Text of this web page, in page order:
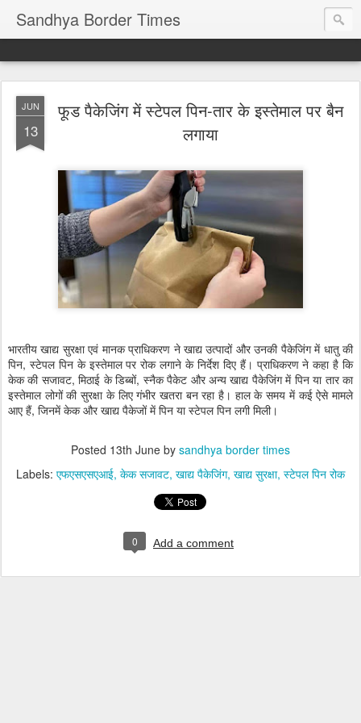
Sandhya Border Times
JUN
13
फूड पैकेजिंग में स्टेपल पिन-तार के इस्तेमाल पर बैन
लगाया
भारतीय खाद्य सुरक्षा एवं मानक प्राधिकरण ने खाद्य उत्पादों और उनकी पैकेजिंग में धातु की
पिन, स्टेपल पिन के इस्तेमाल पर रोक लगाने के निर्देश दिए हैं। प्राधिकरण ने कहा है कि
केक की सजावट, मिठाई के डिब्बों, स्नैक पैकेट और अन्य खाद्य पैकेजिंग में पिन या तार का
इस्तेमाल लोगों की सुरक्षा के लिए गंभीर खतरा बन रहा है। हाल के समय में कई ऐसे मामले
आए हैं, जिनमें केक और खाद्य पैकेजों में पिन या स्टेपल पिन लगी मिली।
Posted 13th June by sandhya border times
Labels: एफएसएसएआई केक सजावट खाद्य पैकेजिंग खाद्य सुरक्षा स्टेपल पिन रोक
0 Add a comment